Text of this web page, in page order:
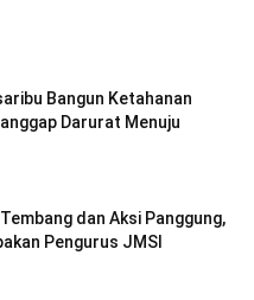
Bangun Ketahanan
Darurat Menuju
dan Aksi Panggung,
Pengurus JMSI